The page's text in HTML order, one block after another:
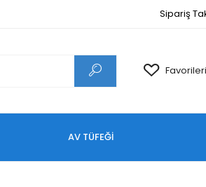
Sipariş
AV TÜFEĞİ